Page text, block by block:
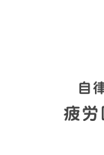
自
疲労